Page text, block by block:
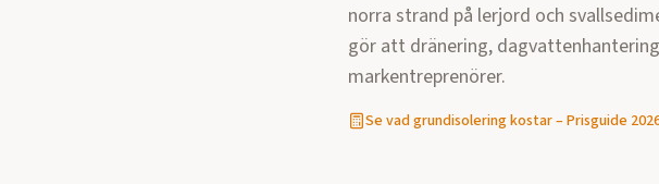
norra strand på lerjord och
gör att dränering,
markentreprenörer.
Se vadgrundisoleringkostar – Prisguide